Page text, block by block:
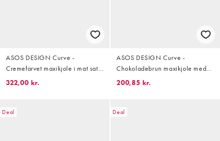
ASOS DESIGN Curve -
Cremefarvet maxikjole i mat satin
med V-hals og blonder samt rødt
322,00 kr.
ASOS DESIGN Curve -
Chokoladebrun maxikjole med
V-hals og tætsiddende talje med
200,85 kr.
Deal Deal